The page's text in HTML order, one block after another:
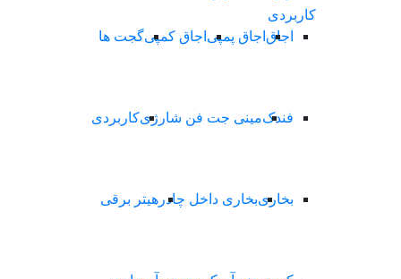
کاربردی
اجاق اجاق پمپی اجاق کمپیگجت ها
فندکمینی جت فن شارژیکاربردی
بخاریبخاری داخل چادر هیتر برقی